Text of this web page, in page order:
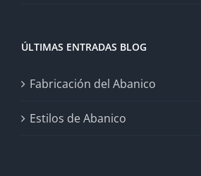
ÚLTIMAS ENTRADAS BLOG
Fabricación del Abanico
Estilos de Abanico